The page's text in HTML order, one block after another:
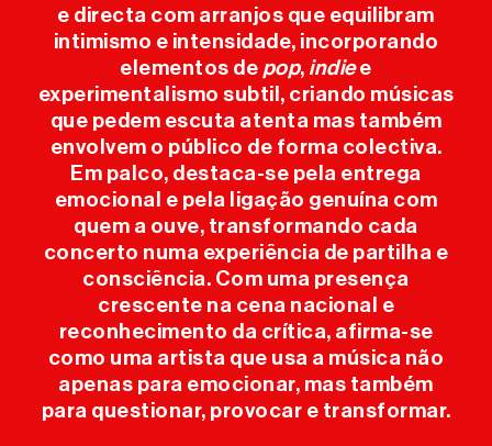
e directa com arranjos que equilibram
intimismo e intensidade, incorporando
elementos de pop, indiee
experimentalismo subtil, criando músicas
que pedem escuta atenta mas também
envolvem o público de forma colectiva.
Em palco, destaca-se pela entrega
emocional e pela ligação genuína com
quem a ouve, transformando cada
concerto numa experiência de partilha e
consciência. Com uma presença
crescente na cena nacional e
reconhecimento da crítica, afirma-se
como uma artista que usa a música não
apenas para emocionar, mas também
para questionar, provocar e transformar.